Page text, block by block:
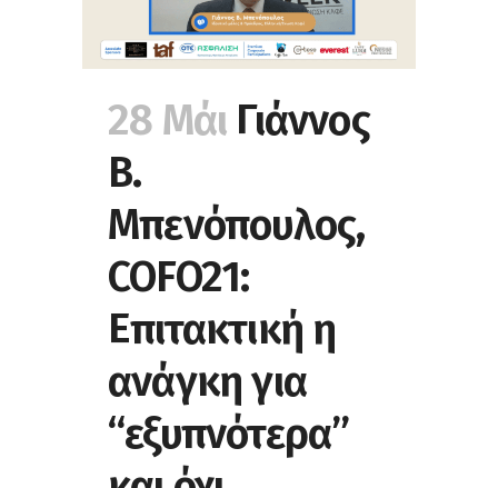
28 Μάι Γιάννος
Β.
Μπενόπουλος,
COFO21:
Επιτακτική η
ανάγκη για
“εξυπνότερα”